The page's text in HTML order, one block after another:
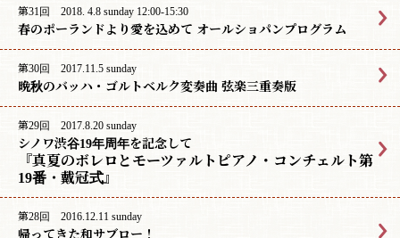
第31回 2018. 4.8 sunday 12:00-15:30
春のポーランドより愛を込めて オールショパンプログラム
第30回 2017.11.5 sunday
晩秋のバッハ・ゴルトベルク変奏曲 弦楽三重奏版
第29回 2017.8.20 sunday
シノワ渋谷19年周年を記念して
『真夏のボレロとモーツァルトピアノ・コンチェルト第
19番・戴冠式』
第28回 2016.12.11 sunday
帰ってきた和サブロー！